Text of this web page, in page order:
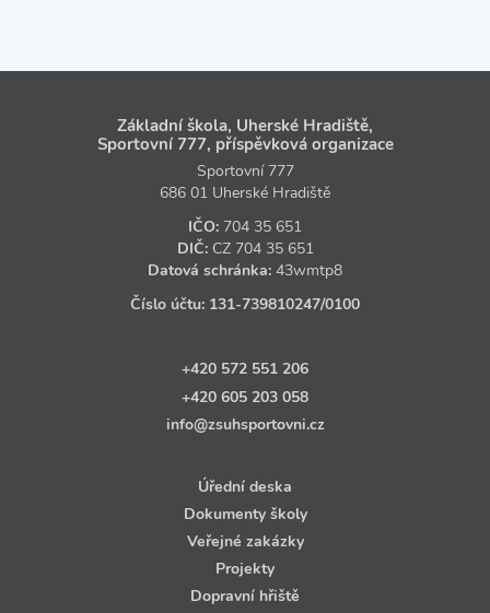
Základní škola, Uherské Hradiště,
Sportovní 777, příspěvková organizace
Sportovní 777
686 01 Uherské Hradiště
IČO: 704 35 651
DIČ: CZ 704 35 651
Datová schránka: 43wmtp8
Číslo účtu: 131‑739810247/0100
+420 572 551 206
+420 605 203 058
info@zsuhsportovni.cz
Úřední deska
Dokumenty školy
Veřejné zakázky
Projekty
Dopravní hřiště